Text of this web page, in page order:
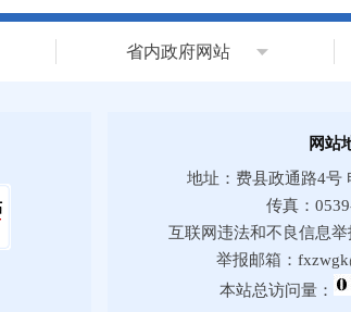
省内政府网站
网站
地址：费县政通路4号
传真：
互联网违法和不良信息
举报邮箱：
本站总访问量：